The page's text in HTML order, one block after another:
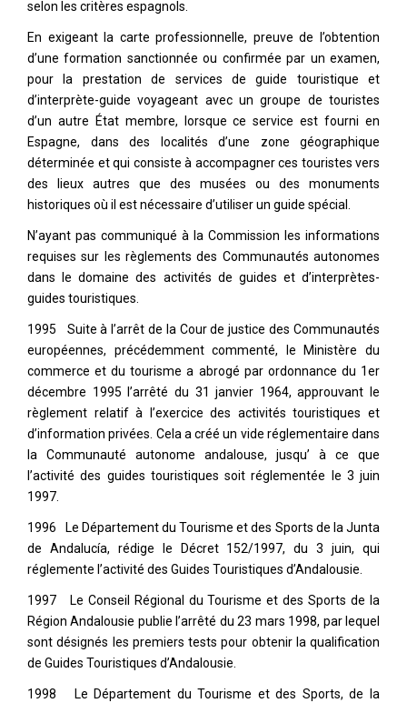
selon les critères espagnols.
En exigeant la carte professionnelle, preuve de l’obtention
d’une formation sanctionnée ou confirmée par un examen,
pour la prestation de services de guide touristique et
d’interprète-guide voyageant avec un groupe de touristes
d’un autre État membre, lorsque ce service est fourni en
Espagne, dans des localités d’une zone géographique
déterminée et qui consiste à accompagner ces touristes vers
des lieux autres que des musées ou des monuments
historiques où il est nécessaire d’utiliser un guide spécial.
N’ayant pas communiqué à la Commission les informations
requises sur les règlements des Communautés autonomes
dans le domaine des activités de guides et d’interprètes-
guides touristiques.
1995 Suite à l’arrêt de la Cour de justice des Communautés
européennes, précédemment commenté, le Ministère du
commerce et du tourisme a abrogé par ordonnance du 1er
décembre 1995 l’arrêté du 31 janvier 1964, approuvant le
règlement relatif à l’exercice des activités touristiques et
d’information privées. Cela a créé un vide réglementaire dans
la Communauté autonome andalouse, jusqu’ à ce que
l’activité des guides touristiques soit réglementée le 3 juin
1997.
1996 Le Département du Tourisme et des Sports de la Junta
de Andalucía, rédige le Décret 152/1997, du 3 juin, qui
réglemente l’activité des Guides Touristiques d’Andalousie.
1997 Le Conseil Régional du Tourisme et des Sports de la
Région Andalousie publie l’arrêté du 23 mars 1998, par lequel
sont désignés les premiers tests pour obtenir la qualification
de Guides Touristiques d’Andalousie.
1998 Le Département du Tourisme et des Sports, de la